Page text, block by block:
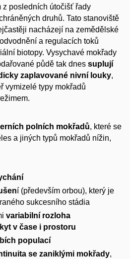
z posledních útočišť řady
druhů. Tato stanoviště
nacházejí na zemědělské
a regulacích toků
biotopy. Vysychavé mokřady
půdě tak dnes suplují
zaplavované nivní louky,
vymizelé typy mokřadů
polních mokřadů, které se
a jiných typů mokřadů nížin,
í (především orbou), který je
sukcesního stádia
variabilní rozloha
v čase i prostoru
populací
se zaniklými mokřady,